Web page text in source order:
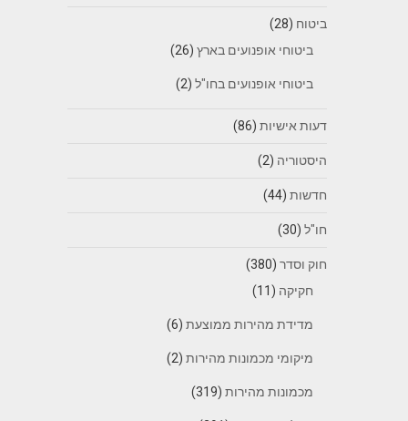
ביטוח (28)
ביטוחי אופנועים בארץ(26)
ביטוחי אופנועים בחו"ל(2)
דעות אישיות(86)
היסטוריה (2)
חדשות(44)
חו"ל(30)
חוק וסדר(380)
חקיקה (11)
מדידת מהירות ממוצעת(6)
מיקומי מכמונות מהירות(2)
מכמונות מהירות(319)